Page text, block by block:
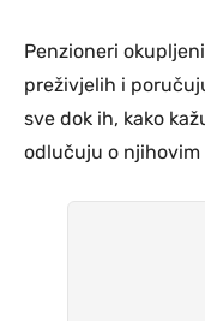
Penzioneri
preživjelih i
sve dok ih, kako
odlučuju o njihovim